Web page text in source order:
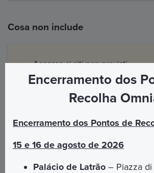
Cosa non include
Accesso ai siti non previsti
Tutto quanto non espressamente
Informazioni e accoglienza
Encerramento dos
Recolha
Encerramento dos Pontos de
15 e 16 de agosto de 2026
Palácio de Latrão – Piazza